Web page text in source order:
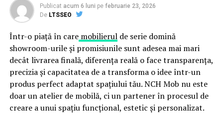
Publicat acum 6 luni pe februarie 23, 2026
De LTSSEO
Într-o piață în caremobilierulde serie domină
showroom-urile și promisiunile sunt adesea mai mari
decât livrarea finală, diferența reală o face transparența,
precizia și capacitatea de a transforma o idee într-un
produs perfect adaptat spațiului tău. NCH Mob nu este
doar un atelier de mobilă, ci un partener în procesul de
creare a unui spațiu funcțional, estetic și personalizat.